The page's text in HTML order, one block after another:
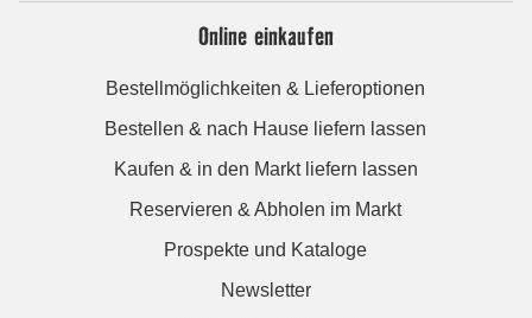
Online einkaufen
Bestellmöglichkeiten & Lieferoptionen
Bestellen & nach Hause liefern lassen
Kaufen & in den Markt liefern lassen
Reservieren & Abholen im Markt
Prospekte und Kataloge
Newsletter